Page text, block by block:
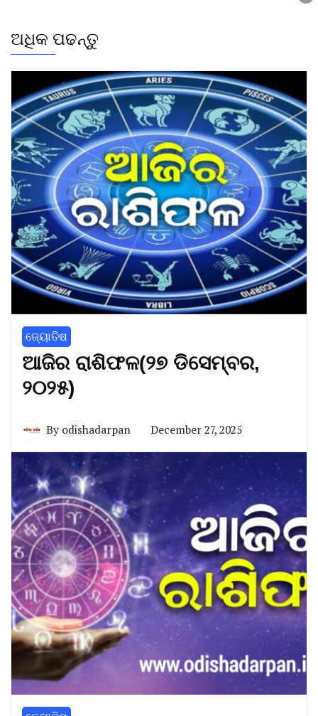
ଅଧିକ ପଢନ୍ତୁ
ଜ୍ୟୋତିଷ
ଆଜିର ରାଶିଫଳ(୨୭ ଡିସେମ୍ବର,
୨୦୨୫)
By odishadarpan December 27, 2025